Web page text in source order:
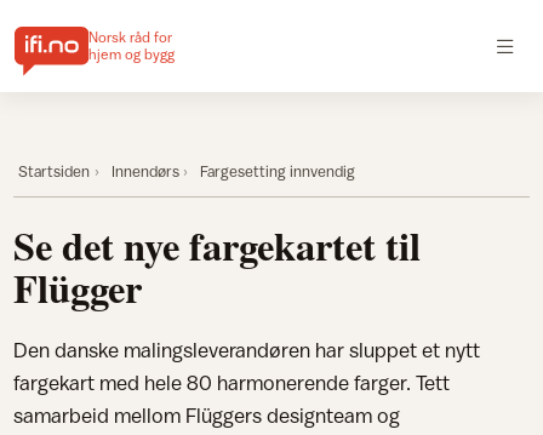
Norsk råd for
hjem og bygg
Startsiden Innendørs Fargesetting innvendig
Se det nye fargekartet til
Flügger
Den danske malingsleverandøren har sluppet et nytt
fargekart med hele 80 harmonerende farger. Tett
samarbeid mellom Flüggers designteam og